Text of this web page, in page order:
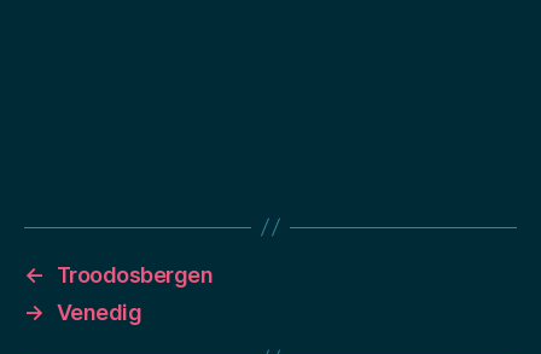
←
Troodosbergen
→ Venedig